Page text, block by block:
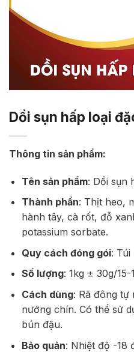
Dồi sụn hấp loại
Thông tin sản phẩm:
Tên sản phẩm: Dồi sụn
Thành phần: Thịt heo,
hành tây, cà rốt, đỗ
potassium sorbate.
Quy cách đóng gói: Túi
Số lượng: 1kg ± 30g/15-
Cách dùng: Rã đông tự
nướng chín. Có thể sử
bún đậu.
Bảo quản: Nhiệt độ -18